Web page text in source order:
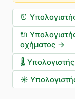
⏰
🔌
οχήματος →
🌡️
☀️